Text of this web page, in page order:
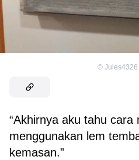
©
“Akhirnya aku tahu cara
menggunakan lem
kemasan.”